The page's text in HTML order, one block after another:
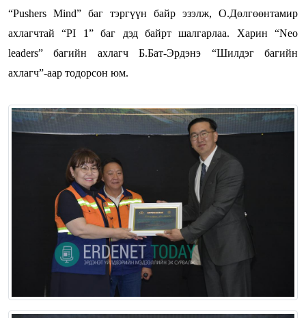
“Pushers Mind” баг тэргүүн байр эзэлж, О.Дөлгөөнтамир
ахлагчтай “PI 1” баг дэд байрт шалгарлаа. Харин “Neo
leaders” багийн ахлагч Б.Бат-Эрдэнэ “Шилдэг багийн
ахлагч”-аар тодорсон юм.